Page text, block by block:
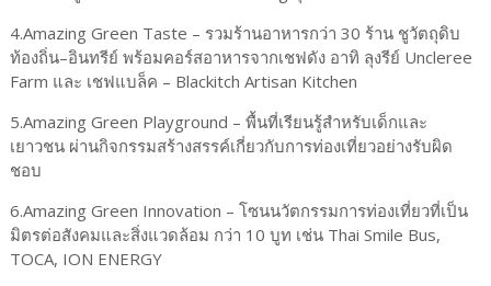
4.Amazing Green Taste – รวมร้านอาหารกว่า 30 ร้าน ชูวัตถุดิบ
ท้องถิ่น–อินทรีย์ พร้อมคอร์สอาหารจากเชฟดัง อาทิ ลุงรีย์ Uncleree
Farm และ เชฟแบล็ค – Blackitch Artisan Kitchen
5.Amazing Green Playground – พื้นที่เรียนรู้สำหรับเด็กและ
เยาวชน ผ่านกิจกรรมสร้างสรรค์เกี่ยวกับการท่องเที่ยวอย่างรับผิด
ชอบ
6.Amazing Green Innovation – โซนนวัตกรรมการท่องเที่ยวที่เป็น
มิตรต่อสังคมและสิ่งแวดล้อม กว่า 10 บูท เช่น Thai Smile Bus,
TOCA, ION ENERGY